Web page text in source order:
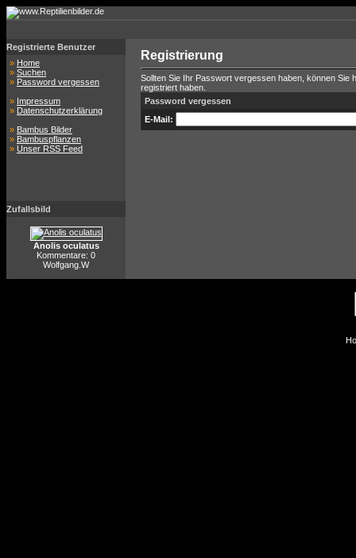
Registrierte Benutzer
» Home
» Suchen
» Password vergessen
» Impressum
» Datenschutzerklärung
» Bambus Bilder
» Bambuspflanzen
» Unser RSS Feed
Zufallsbild
Anolis oculatus
Kommentare: 0
Wolfgang.W
Registrierung
Sollten Sie Ihr Passwort vergessen haben, können Sie
registriert haben.
Password vergessen
E-Mail: